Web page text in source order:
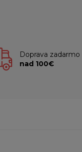
Doprava zadarmo
nad 100€